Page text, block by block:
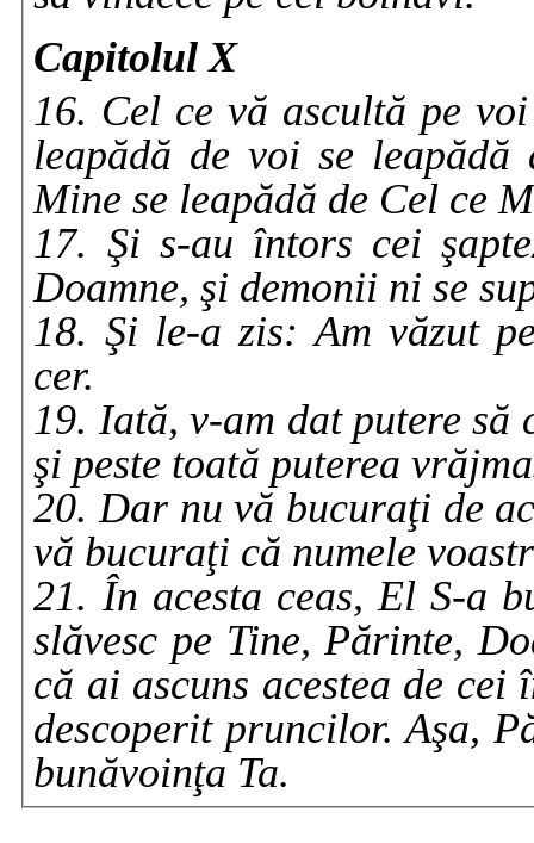
Capitolul X
16. Cel ce vă ascultă pe
leapădă de voi se
Mine se leapădă de Cel ce
17. Şi s-au întors cei
Doamne, şi demonii ni se
18. Şi le-a zis: Am văzut
cer.
19. Iată, v-am dat putere să
şi peste toată puterea
20. Dar nu vă bucuraţi de
vă bucuraţi că numele
21. În acesta ceas, El S-a
slăvesc pe Tine, Părinte,
că ai ascuns acestea de
descoperit pruncilor. Aşa,
bunăvoinţa Ta.